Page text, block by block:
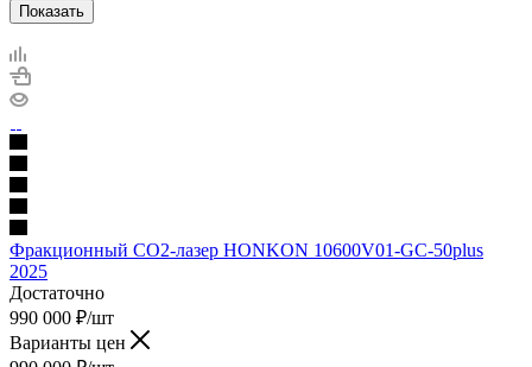
Показать
Фракционный CO2-лазер HONKON 10600V01-GC-50plus
2025
Достаточно
990 000 ₽/шт
Варианты цен